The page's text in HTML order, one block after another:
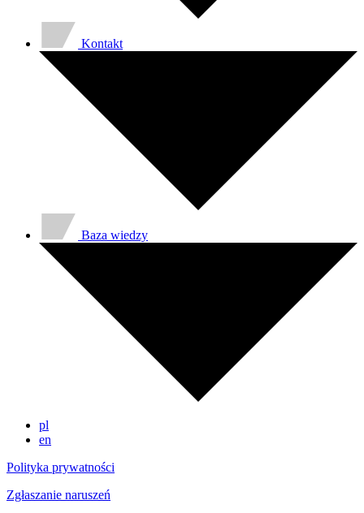
Kontakt
Baza wiedzy
pl
en
Polityka prywatności
Zgłaszanie naruszeń